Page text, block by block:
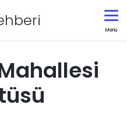
Menü